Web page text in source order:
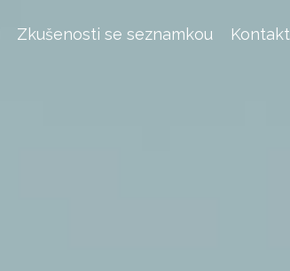
Zkušenosti se seznamkou Kontakt